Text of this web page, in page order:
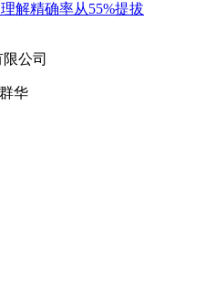
解精确率从55%提拔
华